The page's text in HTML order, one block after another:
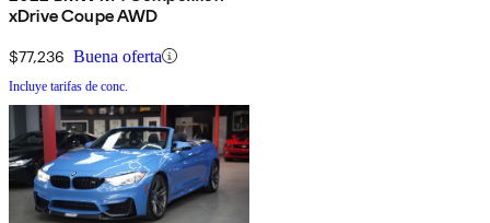
xDrive Coupe AWD
$77,236 Buena oferta
Incluye tarifas de conc.